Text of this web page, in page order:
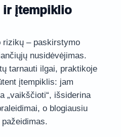
ir įtempiklio
rizikų – paskirstymo
nusidėvėjimas.
tarnauti ilgai, praktikoje
įtempiklis: jam
„vaikščioti“, išsiderina
o blogiausiu